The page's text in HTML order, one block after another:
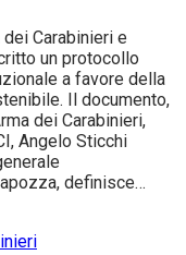
dei Carabinieri e
un protocollo
a favore della
Il documento,
dei Carabinieri,
Angelo Sticchi
definisce…